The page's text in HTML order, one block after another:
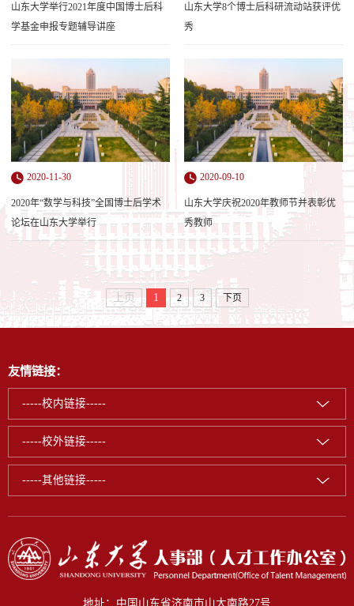
山东大学举行2021年度中国博士后科
学基金申报专题辅导讲座
山东大学8个博士后科研流动站获评优
秀
2020-11-30
2020年“数学与科技”全国博士后学术
论坛在山东大学举行
2020-09-10
山东大学庆祝2020年教师节并表彰优
秀教师
上页 1 2 3 下页
友情链接：
-----校内链接-----
-----校外链接-----
-----其他链接-----
地址：中国山东省济南市山大南路27号